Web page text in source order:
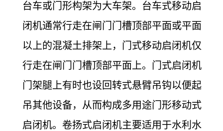
台车或门形构架为大车架。台车式移动启
闭机通常行走在闸门门槽顶部平面或平面
以上的混凝土排架上，门式移动启闭机仅
行走在闸门门槽顶部平面上。门式启闭机
门架腿上有时也设回转式悬臂吊钩以便起
吊其他设备，从而构成多用途门形移动式
启闭机。 卷扬式启闭机主要适用于水利水